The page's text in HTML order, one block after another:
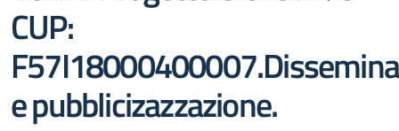
CUP:
e pubblicizazzazione.